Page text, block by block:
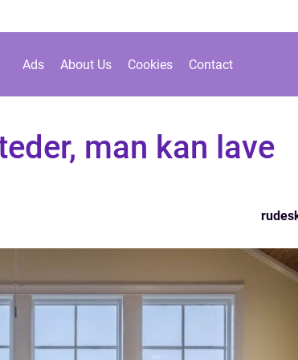
Ads About Us Cookies Contact
man kan lave